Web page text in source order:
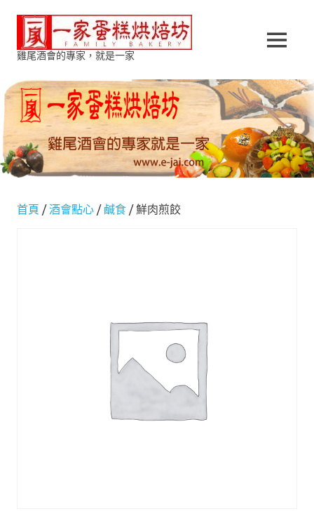
content
蛋
糕
烘
雞尾酒會的專家，就是一家
MENU
首頁 /酒會點心 / 鹹食 / 鮮肉煎餃